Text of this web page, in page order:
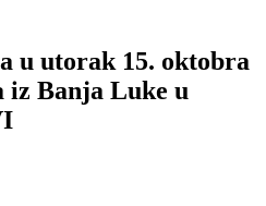
u utorak 15. oktobra
Banja Luke u